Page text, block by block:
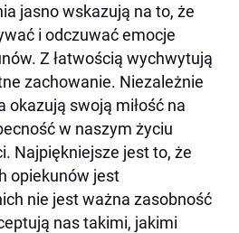
jasno wskazują na to, że
i odczuwać emocje
Z łatwością wychwytują
zachowanie. Niezależnie
okazują swoją miłość na
w naszym życiu
Najpiękniejsze jest to, że
opiekunów jest
nie jest ważna zasobność
nas takimi, jakimi